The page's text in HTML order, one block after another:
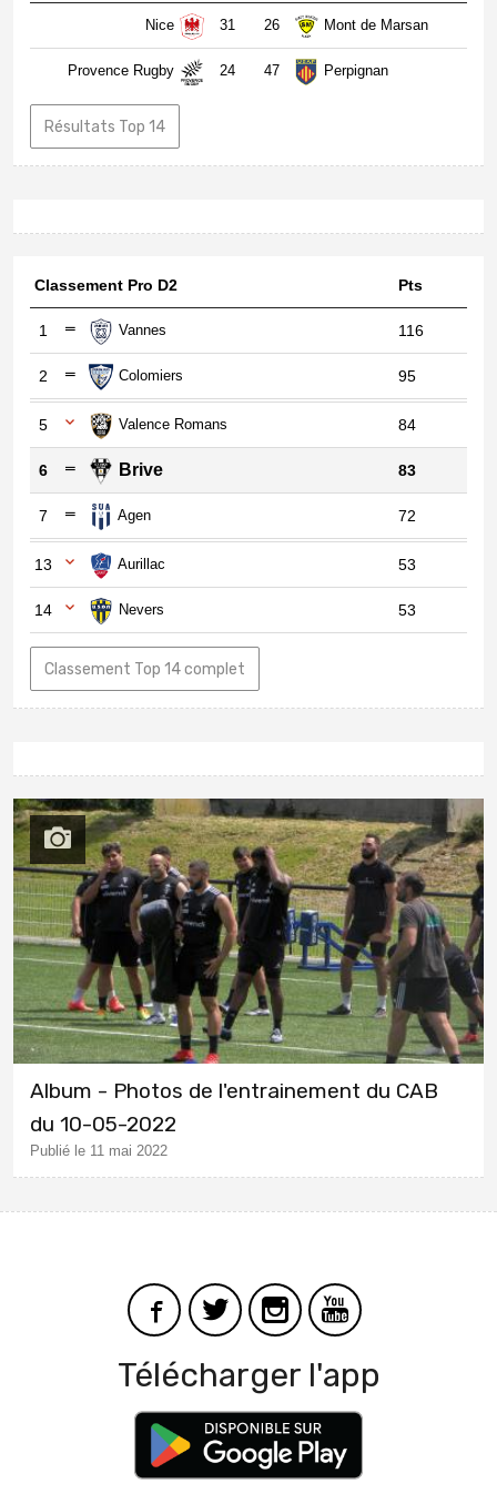
Nice 31 26 Mont de Marsan
Provence Rugby 24 47 Perpignan
Résultats Top 14
Classement Pro D2 Pts
1 Vannes 116
2 Colomiers 95
5 Valence Romans 84
6 Brive 83
7 Agen 72
13 Aurillac 53
14 Nevers 53
Classement Top 14 complet
Album - Photos de l'entrainement du CAB
du 10-05-2022
Publié le 11 mai 2022
Télécharger l'app